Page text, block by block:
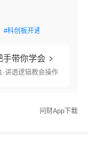
#科创板开通#
手带你学会
讲透逻辑教会操作
问财App下载